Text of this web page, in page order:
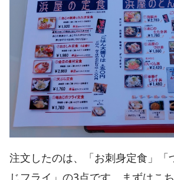
注文したのは、「お刺身定食」「
じフライ」の3点です。まずはこ